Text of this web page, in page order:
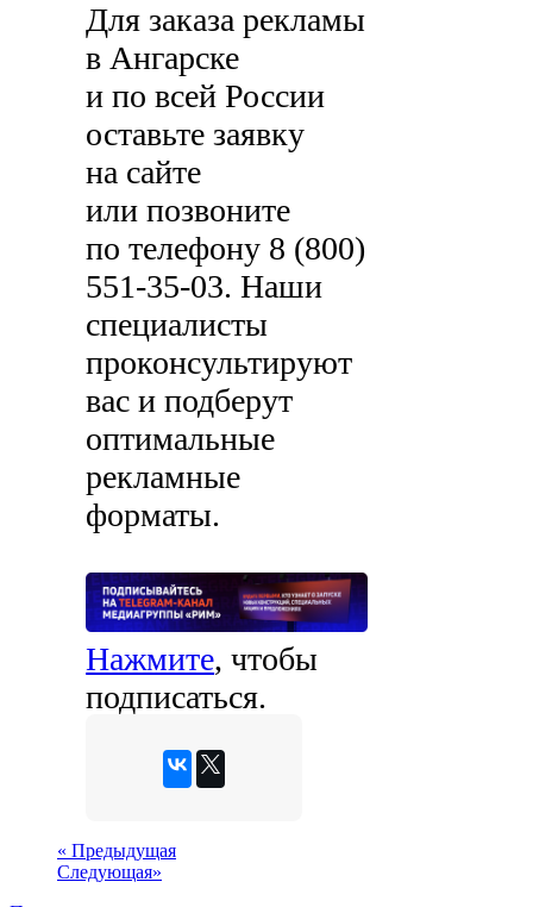
Для заказа рекламы
в Ангарске
и по всей России
оставьте заявку
на сайте
или позвоните
по телефону 8 (800)
551-35-03. Наши
специалисты
проконсультируют
вас и подберут
оптимальные
рекламные
форматы.
Нажмите, чтобы
подписаться.
« Предыдущая
Следующая»